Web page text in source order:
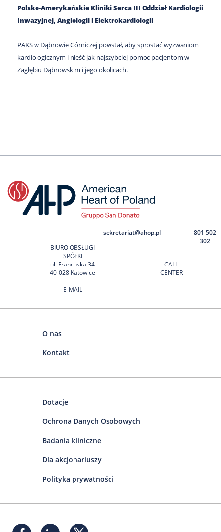
Polsko-Amerykańskie Kliniki Serca III Oddział Kardiologii
Inwazyjnej, Angiologii i Elektrokardiologii
PAKS w Dąbrowie Górniczej powstał, aby sprostać wyzwaniom
kardiologicznym i nieść jak najszybciej pomoc pacjentom w
Zagłębiu Dąbrowskim i jego okolicach.
BIURO OBSŁUGI
SPÓŁKI
ul. Francuska 34
40-028 Katowice
E-MAIL
sekretariat@ahop.pl
CALL
CENTER
801 502
302
O nas
Kontakt
Dotacje
Ochrona Danych Osobowych
Badania kliniczne
Dla akcjonariuszy
Polityka prywatności